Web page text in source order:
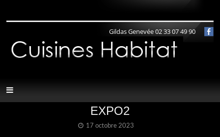
Gildas Genevée 02 33 07 49 90
EXPO2
17 octobre 2023